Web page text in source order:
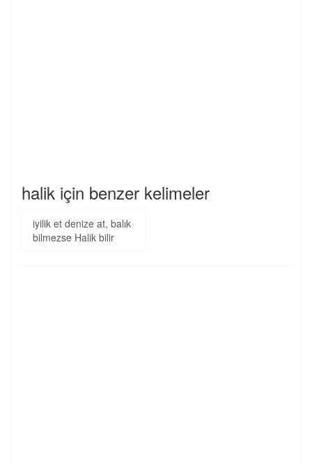
halik için benzer kelimeler
iyilik et denize at, balık
bilmezse Halik bilir